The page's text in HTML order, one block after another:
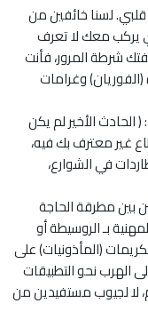
لسنا خائفين من
يركب معك لا تعرف
شرطة المرور، فأنت
وغرامات
الأخير لم يكن
غير معترف بك فيه،
في الشوارع،
بين مطرقة الحاجة
بـ الروسيطة أو
(المأذونيات) على
الهرب نحو التطبيقات
لا لجيوب مستفيدين من